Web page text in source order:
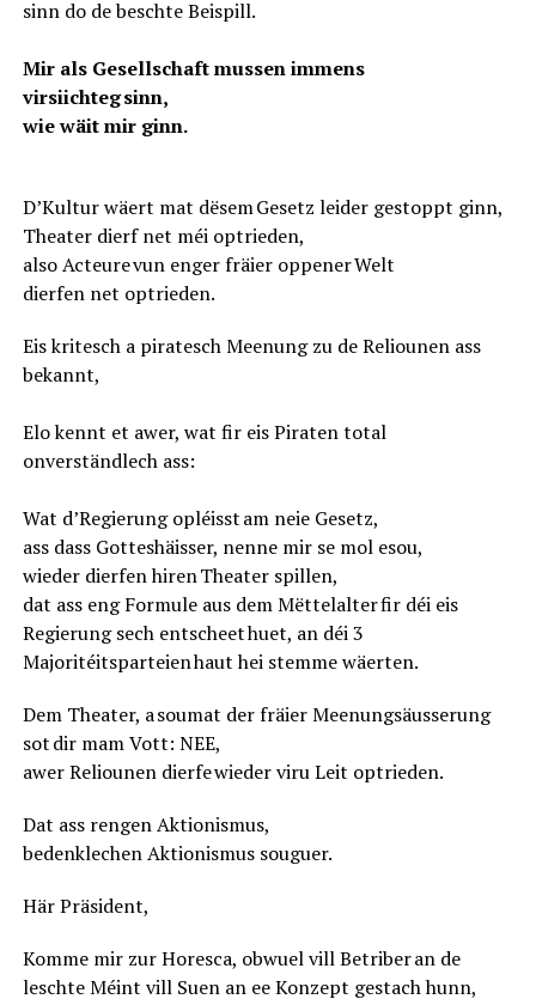
sinn do de beschte Beispill.
Mir als Gesellschaft mussen immens
virsiichteg sinn,
wie wäit mir ginn.
D’Kultur wäert mat dësem Gesetz leider gestoppt ginn,
Theater dierf net méi optrieden,
also Acteure vun enger fräier oppener Welt
dierfen net optrieden.
Eis kritesch a piratesch Meenung zu de Reliounen ass
bekannt,
Elo kennt et awer, wat fir eis Piraten total
onverständlech ass:
Wat d’Regierung opléisst am neie Gesetz,
ass dass Gotteshäisser, nenne mir se mol esou,
wieder dierfen hiren Theater spillen,
dat ass eng Formule aus dem Mëttelalter fir déi eis
Regierung sech entscheet huet, an déi 3
Majoritéitsparteien haut hei stemme wäerten.
Dem Theater, a soumat der fräier Meenungsäusserung
sot dir mam Vott: NEE,
awer Reliounen dierfe wieder viru Leit optrieden.
Dat ass rengen Aktionismus,
bedenklechen Aktionismus souguer.
Här Präsident,
Komme mir zur Horesca, obwuel vill Betriber an de
leschte Méint vill Suen an ee Konzept gestach hunn,